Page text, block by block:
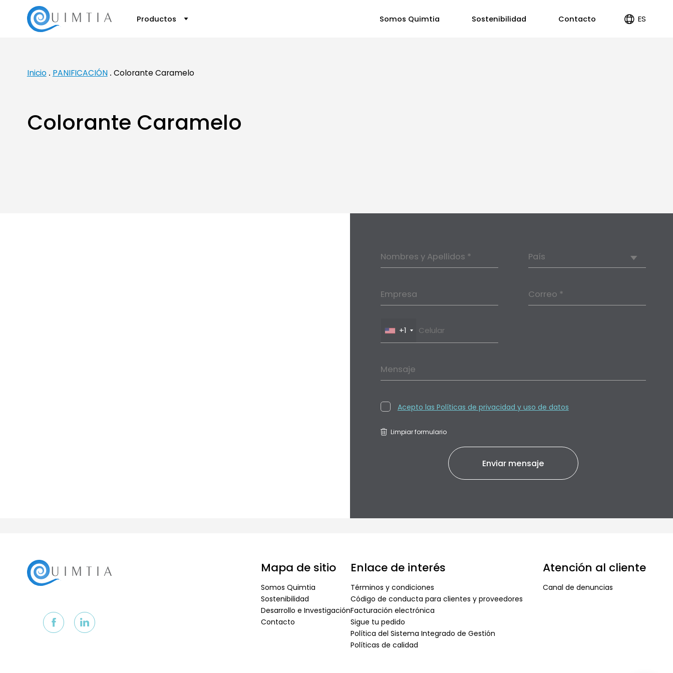
Productos Somos Quimtia Sostenibilidad Contacto ES
Inicio
PANIFICACIÓN Colorante Caramelo
Colorante Caramelo
Nombres y Apellidos * País
Empresa Correo *
+1
Mensaje
Acepto las Políticas de privacidad y uso de datos
Limpiar formulario
Mapa de sitio
Somos Quimtia
Sostenibilidad
Desarrollo e Investigación
Contacto
Enlace de interés
Términos y condiciones
Código de conducta para clientes y proveedores
Facturación electrónica
Sigue tu pedido
Política del Sistema Integrado de Gestión
Políticas de calidad
Atención al cliente
Canal de denuncias